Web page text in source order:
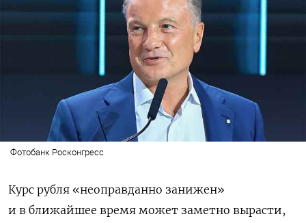
Фотобанк Росконгресс
Курс рубля «неоправданно занижен»
и в ближайшее время может заметно вырасти,